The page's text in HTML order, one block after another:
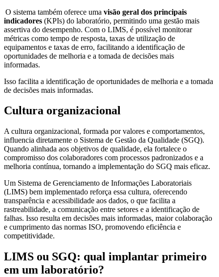
O sistema também oferece uma visão geral dos principais
indicadores (KPIs) do laboratório, permitindo uma gestão mais
assertiva do desempenho. Com o LIMS, é possível monitorar
métricas como tempo de resposta, taxas de utilização de
equipamentos e taxas de erro, facilitando a identificação de
oportunidades de melhoria e a tomada de decisões mais
informadas.
Isso facilita a identificação de oportunidades de melhoria e a tomada
de decisões mais informadas.
Cultura organizacional
A cultura organizacional, formada por valores e comportamentos,
influencia diretamente o Sistema de Gestão da Qualidade (SGQ).
Quando alinhada aos objetivos de qualidade, ela fortalece o
compromisso dos colaboradores com processos padronizados e a
melhoria contínua, tornando a implementação do SGQ mais eficaz.
Um Sistema de Gerenciamento de Informações Laboratoriais
(LIMS) bem implementado reforça essa cultura, oferecendo
transparência e acessibilidade aos dados, o que facilita a
rastreabilidade, a comunicação entre setores e a identificação de
falhas. Isso resulta em decisões mais informadas, maior colaboração
e cumprimento das normas ISO, promovendo eficiência e
competitividade.
LIMS ou SGQ: qual implantar primeiro
em um laboratório?